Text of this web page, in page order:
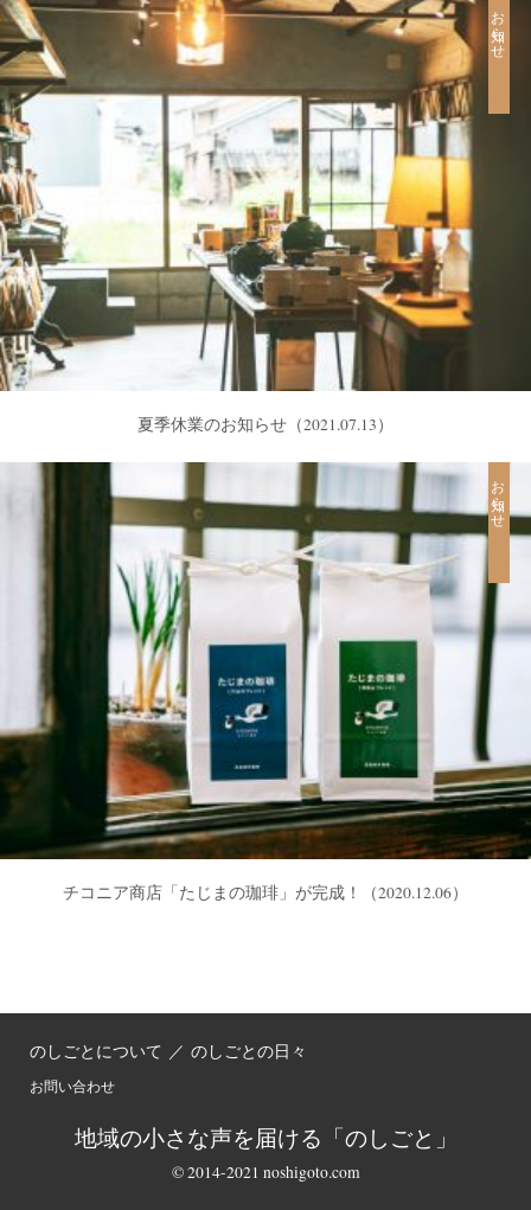
お知らせ
夏季休業のお知らせ （2021.07.13）
お知らせ
チコニア商店「たじまの珈琲」が完成！ （2020.12.06）
のしごとについて ／ のしごとの日々
お問い合わせ
地域の小さな声を届ける「のしごと」
© 2014-2021 noshigoto.com